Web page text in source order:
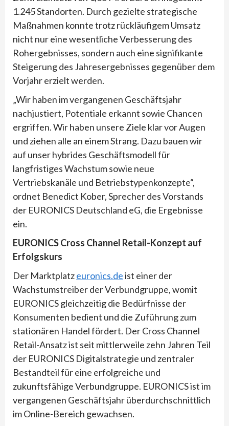
1.245 Standorten. Durch gezielte strategische
Maßnahmen konnte trotz rückläufigem Umsatz
nicht nur eine wesentliche Verbesserung des
Rohergebnisses, sondern auch eine signifikante
Steigerung des Jahresergebnisses gegenüber dem
Vorjahr erzielt werden.
„Wir haben im vergangenen Geschäftsjahr
nachjustiert, Potentiale erkannt sowie Chancen
ergriffen. Wir haben unsere Ziele klar vor Augen
und ziehen alle an einem Strang. Dazu bauen wir
auf unser hybrides Geschäftsmodell für
langfristiges Wachstum sowie neue
Vertriebskanäle und Betriebstypenkonzepte“,
ordnet Benedict Kober, Sprecher des Vorstands
der EURONICS Deutschland eG, die Ergebnisse
ein.
EURONICS Cross Channel Retail-Konzept auf
Erfolgskurs
Der Marktplatzeuronics.deist einer der
Wachstumstreiber der Verbundgruppe, womit
EURONICS gleichzeitig die Bedürfnisse der
Konsumenten bedient und die Zuführung zum
stationären Handel fördert. Der Cross Channel
Retail-Ansatz ist seit mittlerweile zehn Jahren Teil
der EURONICS Digitalstrategie und zentraler
Bestandteil für eine erfolgreiche und
zukunftsfähige Verbundgruppe. EURONICS ist im
vergangenen Geschäftsjahr überdurchschnittlich
im Online-Bereich gewachsen.